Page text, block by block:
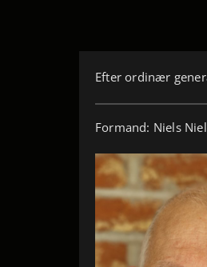
Efter ordinær
Formand: Niels